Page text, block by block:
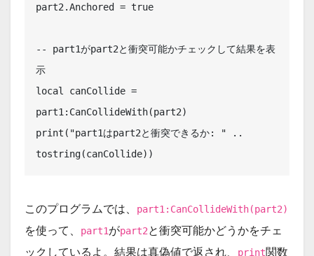
part2.Anchored = true
-- part1がpart2と衝突可能かチェックして結果を表
示
local canCollide =
part1:CanCollideWith(part2)
print("part1はpart2と衝突できるか: " ..
このプログラムでは、 part1:CanCollideWith(part2)
を使って、 part1がpart2と衝突可能かどうかをチェ
ックしているよ。結果は真偽値で返され、
print関数